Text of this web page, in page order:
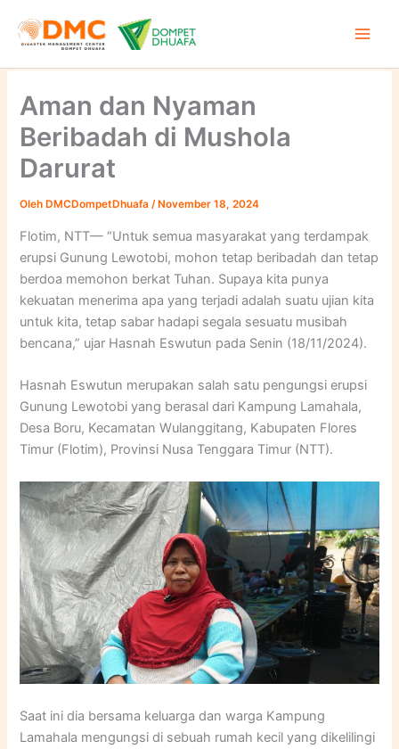
Aman dan Nyaman
Beribadah di Mushola
Darurat
Oleh DMCDompetDhuafa/ November 18, 2024
Flotim, NTT— “Untuk semua masyarakat yang terdampak
erupsi Gunung Lewotobi, mohon tetap beribadah dan tetap
berdoa memohon berkat Tuhan. Supaya kita punya
kekuatan menerima apa yang terjadi adalah suatu ujian kita
untuk kita, tetap sabar hadapi segala sesuatu musibah
bencana,” ujar Hasnah Eswutun pada Senin (18/11/2024).
Hasnah Eswutun merupakan salah satu pengungsi erupsi
Gunung Lewotobi yang berasal dari Kampung Lamahala,
Desa Boru, Kecamatan Wulanggitang, Kabupaten Flores
Timur (Flotim), Provinsi Nusa Tenggara Timur (NTT).
Saat ini dia bersama keluarga dan warga Kampung
Lamahala mengungsi di sebuah rumah kecil yang dikelilingi